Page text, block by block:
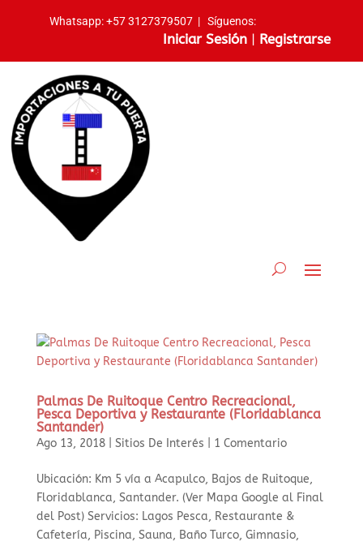
Whatsapp:+57 3127379507 |Síguenos:
Iniciar Sesión | Registrarse
Palmas De Ruitoque Centro Recreacional,
Pesca Deportiva y Restaurante (Floridablanca
Santander)
Ago 13, 2018| Sitios De Interés 1 Comentario
Ubicación: Km 5 vía a Acapulco, Bajos de Ruitoque,
Floridablanca, Santander. (Ver Mapa Google al Final
del Post) Servicios: Lagos Pesca, Restaurante &
Cafetería, Piscina, Sauna, Baño Turco, Gimnasio,